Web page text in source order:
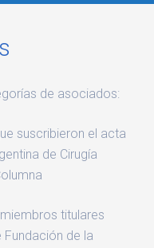
de asociados:
suscribieron el acta
de Cirugía
titulares
de la